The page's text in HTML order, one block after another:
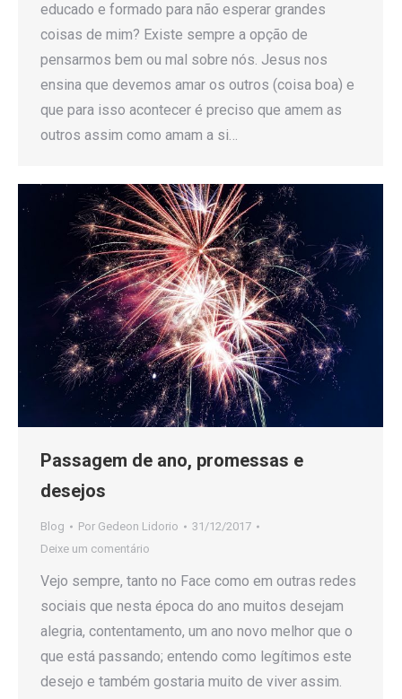
educado e formado para não esperar grandes
coisas de mim? Existe sempre a opção de
pensarmos bem ou mal sobre nós. Jesus nos
ensina que devemos amar os outros (coisa boa) e
que para isso acontecer é preciso que amem as
outros assim como amam a si…
Passagem de ano, promessas e
desejos
Blog Por Gedeon Lidorio
31/12/2017
Deixe um comentário
Vejo sempre, tanto no Face como em outras redes
sociais que nesta época do ano muitos desejam
alegria, contentamento, um ano novo melhor que o
que está passando; entendo como legítimos este
desejo e também gostaria muito de viver assim.